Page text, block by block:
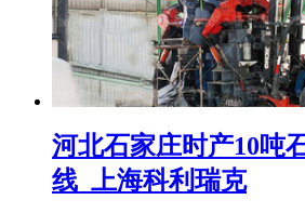
河北石家庄时产10吨
线_上海科利瑞克